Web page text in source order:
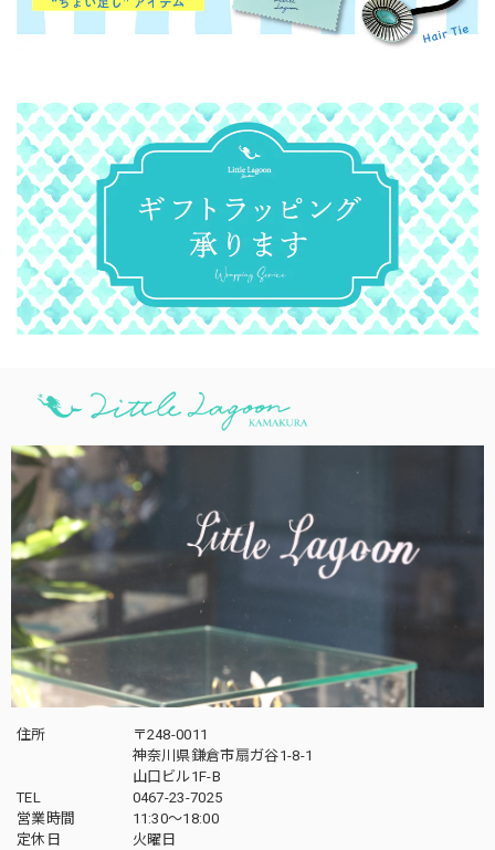
住所
〒248-0011
神奈川県鎌倉市扇ガ谷1-8-1
山口ビル1F-B
TEL
0467-23-7025
営業時間
11:30～18:00
定休日
火曜日